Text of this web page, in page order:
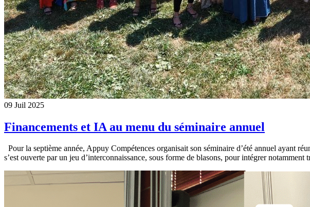
09 Juil 2025
Financements et IA au menu du séminaire annuel
Pour la septième année, Appuy Compétences organisait son séminaire d’été annuel ayant
s’est ouverte par un jeu d’interconnaissance, sous forme de blasons, pour intégrer